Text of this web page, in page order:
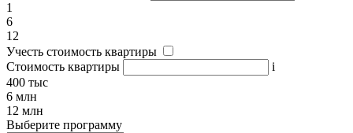
1
6
12
Учесть стоимость квартиры
Стоимость квартиры
i
400 тыс
6 млн
12 млн
Выберите программу